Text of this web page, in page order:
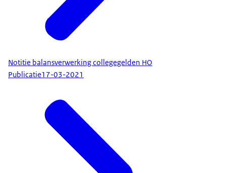
Notitie balansverwerking collegegelden HO
Publicatie17-03-2021